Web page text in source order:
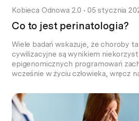
Kobieca Odnowa 2.0 • 05 stycznia
Co to jest perinatologia?
Wiele badań wskazuje, że choroby
cywilizacyjne są wynikiem
epigenomicznych programowań
wcześnie w życiu człowieka, wręcz
do wczesnych lat dziecka jest
bardzo ważny okres życia. Biorąc
można założyć, iż opieka